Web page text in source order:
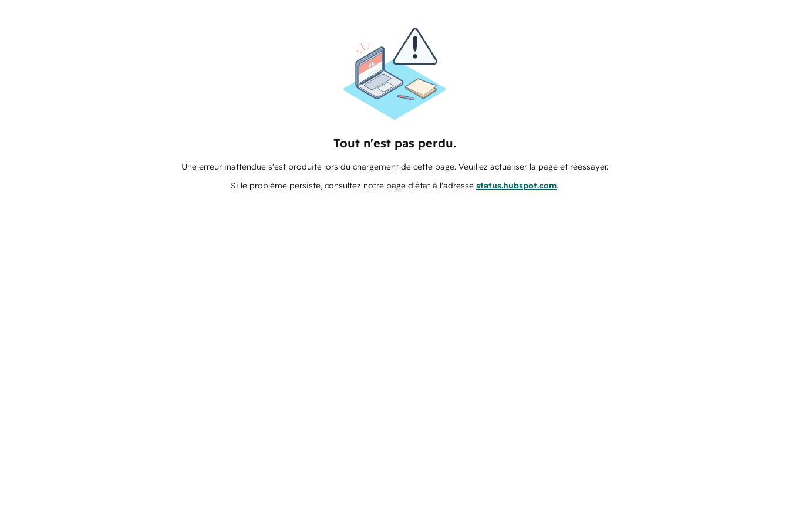
Tout n'est pas perdu.
Une erreur inattendue s'est produite lors du chargement de cette page. Veuillez actualiser la page et réessayer.
Si le problème persiste, consultez notre page d'état à l'adresse status.hubspot.com.